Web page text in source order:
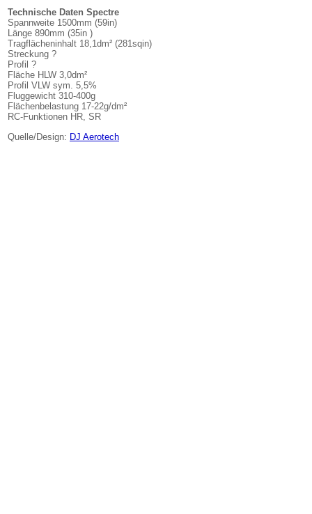
Technische Daten Spectre
Spannweite 1500mm (59in)
Länge 890mm (35in )
Tragflächeninhalt 18,1dm² (281sqin)
Streckung ?
Profil ?
Fläche HLW 3,0dm²
Profil VLW sym. 5,5%
Fluggewicht 310-400g
Flächenbelastung 17-22g/dm²
RC-Funktionen HR, SR
Quelle/Design: DJ Aerotech